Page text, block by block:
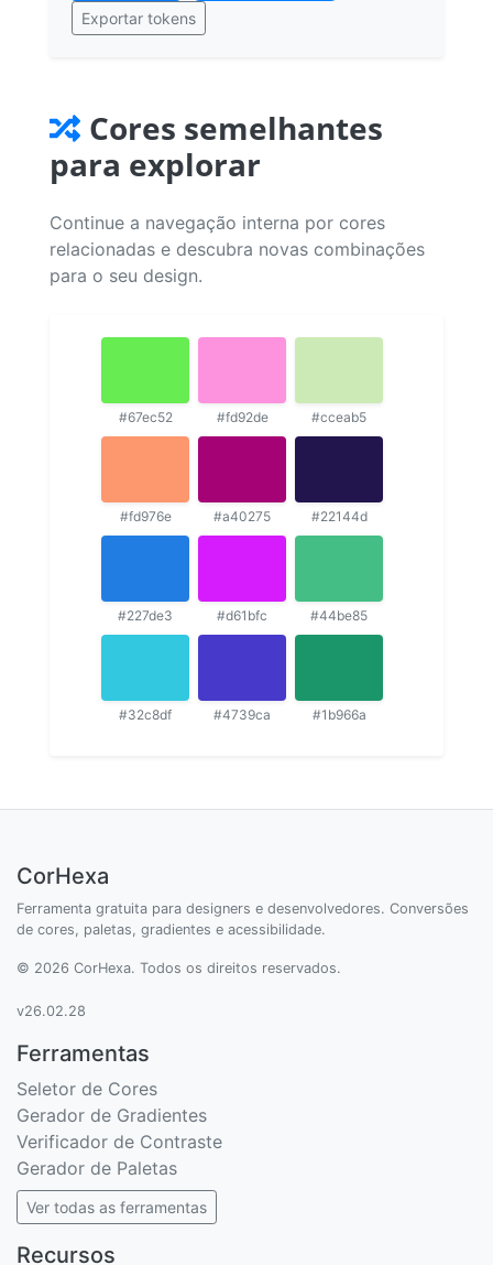
Exportar tokens
Cores semelhantes
para explorar
Continue a navegação interna por cores
relacionadas e descubra novas combinações
para o seu design.
#67ec52 #fd92de #cceab5
#fd976e #a40275 #22144d
#227de3 #d61bfc #44be85
#32c8df #4739ca #1b966a
CorHexa
Ferramenta gratuita para designers e desenvolvedores. Conversões
de cores, paletas, gradientes e acessibilidade.
© 2026 CorHexa. Todos os direitos reservados.
v26.02.28
Ferramentas
Seletor de Cores
Gerador de Gradientes
Verificador de Contraste
Gerador de Paletas
Ver todas as ferramentas
Recursos